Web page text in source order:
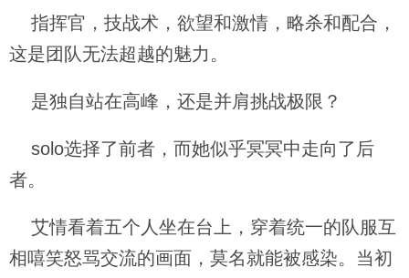
指挥官，技战术，欲望和激情，略杀和配合，
这是团队无法超越的魅力。
是独自站在高峰，还是并肩挑战极限？
solo选择了前者，而她似乎冥冥中走向了后
者。
艾情看着五个人坐在台上，穿着统一的队服互
相嘻笑怒骂交流的画面，莫名就能被感染。当初